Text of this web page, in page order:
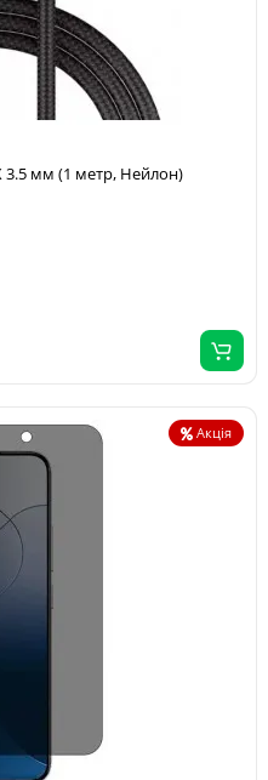
3.5 мм (1 метр, Нейлон)
Акція